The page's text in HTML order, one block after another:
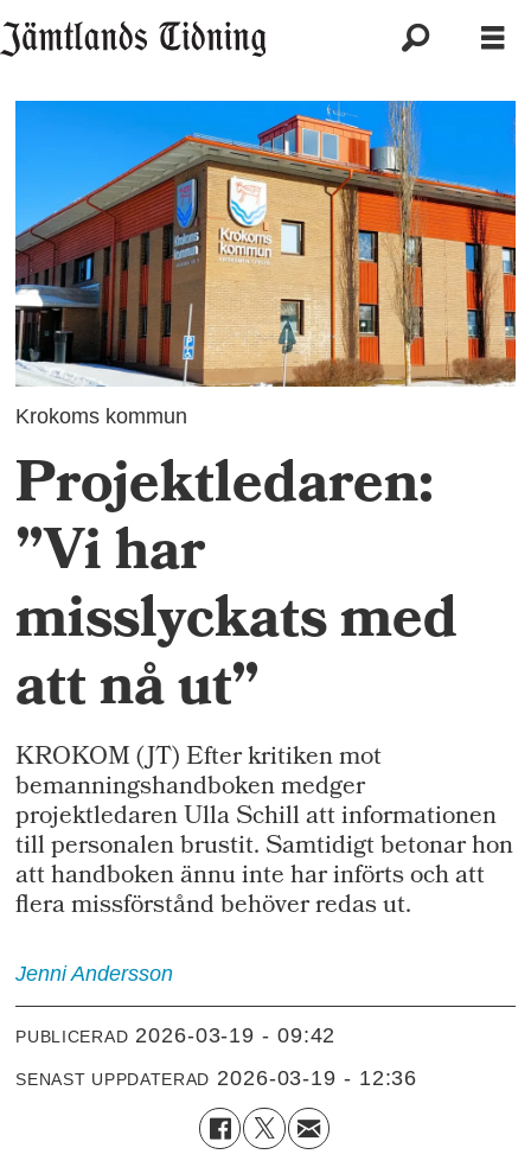
Krokoms kommun
Projektledaren:
”Vi har
misslyckats med
att nå ut”
KROKOM (JT) Efter kritiken mot
bemanningshandboken medger
projektledaren Ulla Schill att informationen
till personalen brustit. Samtidigt betonar hon
att handboken ännu inte har införts och att
flera missförstånd behöver redas ut.
Jenni Andersson
PUBLICERAD 2026-03-19 - 09:42
SENAST UPPDATERAD 2026-03-19 - 12:36